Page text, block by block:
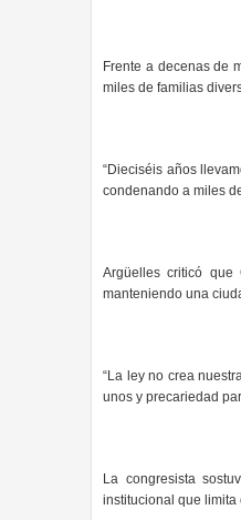
Frente a decenas de
miles de familias
“Dieciséis años
condenando a miles
Argüelles criticó
manteniendo una
“La ley no crea
unos y precariedad
La congresista
institucional que